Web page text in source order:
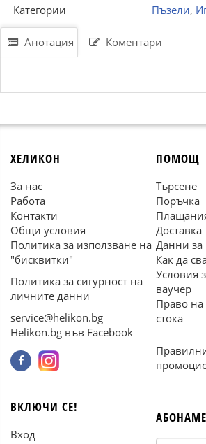
Категории
Пъзели,
Анотация Коментари
ХЕЛИКОН
За нас
Работа
Контакти
Общи условия
Политика за използване на
"бисквитки"
Политика за сигурност на
личните данни
service@helikon.bg
Helikon.bg във Facebook
ПОМОЩ
Търсене
Поръчка
Доставка
Данни за
Как да
Условия
ваучер
Право на
стока
ВКЛЮЧИ СЕ!
Вход